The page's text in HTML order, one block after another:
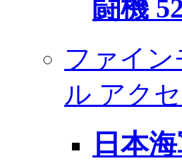
闘機
ファイン
ル アク
日本